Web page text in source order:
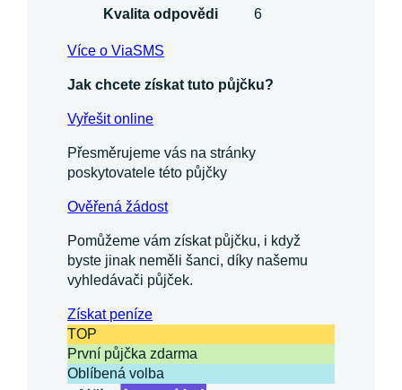
Kvalita odpovědi
6
Více o ViaSMS
Jak chcete získat tuto půjčku?
Vyřešit online
Přesměrujeme vás na stránky
poskytovatele této půjčky
Ověřená žádost
Pomůžeme vám získat půjčku, i když
byste jinak neměli šanci, díky našemu
vyhledávači půjček.
Získatpeníze
TOP
První půjčka zdarma
Oblíbená volba